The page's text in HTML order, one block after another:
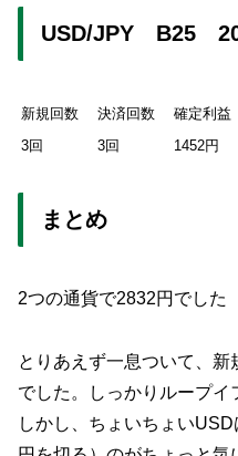
USD/JPY B25
新規回数 決済回数 確定利益
3回
3回 1452円
まとめ
2つの通貨で2832円でした
とりあえず一息ついて、
でした。しっかりループイ
しかし、ちょいちょい